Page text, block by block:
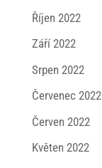
Říjen 2022
Září 2022
Srpen 2022
Červenec 2022
Červen 2022
Květen 2022